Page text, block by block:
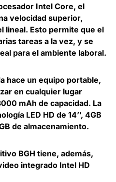
Intel Core, el
velocidad superior,
lineal. Esto permite que el
tareas a la vez, y se
para el ambiente laboral.
hace un equipo portable,
en cualquier lugar
mAh de capacidad. La
LED HD de 14’’, 4GB
de almacenamiento.
BGH tiene, además,
integrado Intel HD